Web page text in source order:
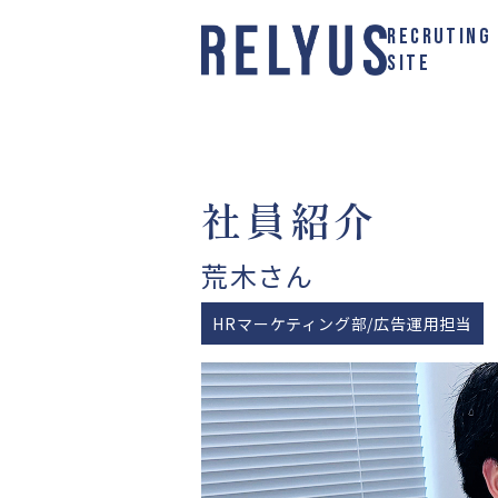
RECRUTING
SITE
社員紹介
荒木さん
HRマーケティング部/広告運用担当